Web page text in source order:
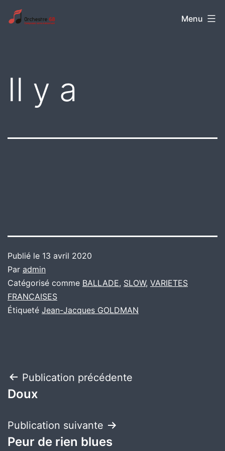
Aller
auOrchestre
Menu
Il y a
Publié le 13 avril 2020
Par admin
Catégorisé comme BALLADE, SLOW, VARIETES
FRANCAISES
Étiqueté Jean-Jacques GOLDMAN
Navigation
de
l’article
Publication précédente
Doux
Publication suivante
Peur de rien blues